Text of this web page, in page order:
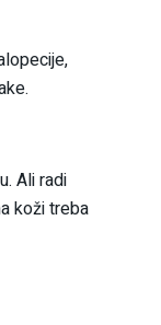
Ali radi
koži treba